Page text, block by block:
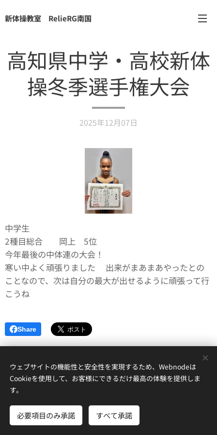
新体操教室 RelieRG南国
高知県中学・高校新体
操冬季選手権大会
2025年12月07日
中学生
2種目総合 岡上 5位✨
今年最後の中体連の大会！
寒い中よく頑張りました👏出来がまあまあやったとの
ことなので、次は自分の最大が出せるように頑張って行
こうね💪
Share
© 2022
に属します。
Powered by
Webnode
ウェブサイトの機能性と安全性を実現するため、Webnodeは
Cookieを使用して、お客様にできるだけ最高の体験を提供しま
す。
必要項目のみ承諾 すべて承諾